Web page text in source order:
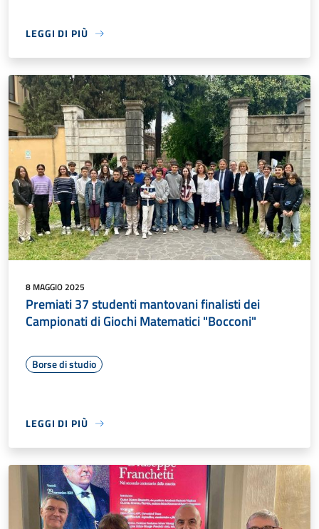
LEGGI DI PIÙ
8 MAGGIO 2025
Premiati 37 studenti mantovani finalisti dei
Campionati di Giochi Matematici "Bocconi"
Borse di studio
LEGGI DI PIÙ